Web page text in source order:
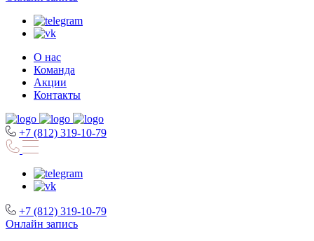
О нас
Команда
Акции
Контакты
+7 (812) 319-10-79
+7 (812) 319-10-79
Онлайн запись